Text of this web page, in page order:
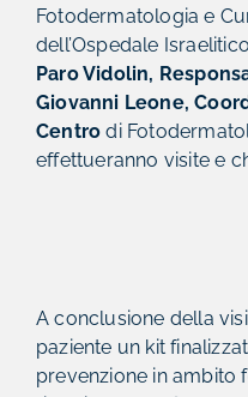
Fotodermatologia e
dell’Ospedale
Paro Vidolin,
Giovanni Leone,
Centro di
effettueranno visite e
A conclusione della
paziente un kit
prevenzione in